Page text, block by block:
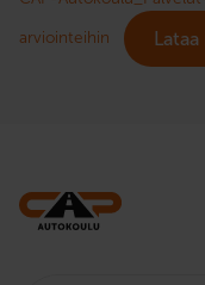
arviointeihin